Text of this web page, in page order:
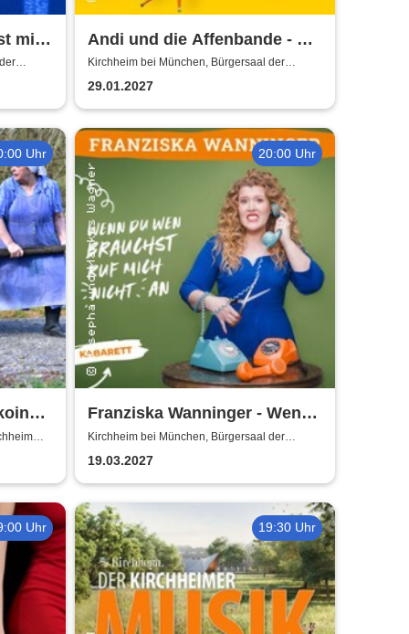
mit
Andi und die Affenbande - Ein
buntes Konzerterlebnis für
Kinder!
Kirchheim bei München, Bürgersaal der
Gemeinde Kirchheim
29.01.2027
Uhr 20:00 Uhr
Franziska Wanninger - Wenn
du wen brauchst, ruf mich
nicht an
Kirchheim bei München, Bürgersaal der
19.03.2027
Uhr 19:30 Uhr